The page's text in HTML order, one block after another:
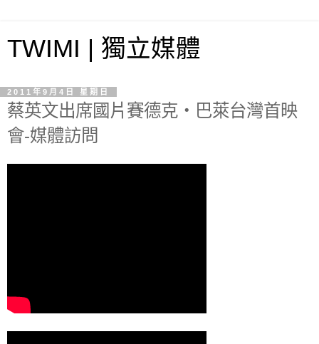
TWIMI | 獨立媒體
2011年9月4日 星期日
蔡英文出席國片賽德克‧巴萊台灣首映
會-媒體訪問